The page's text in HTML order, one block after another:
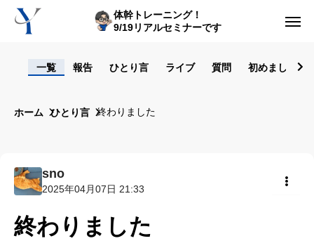
体幹トレーニング！
9/19リアルセミナーです
一覧 報告 ひとり言 ライブ 質問 初めまして！
ホーム ひとり言 終わりました
sno
2025年04月07日 21:33
終わりました
ライブレッスン
入会方法